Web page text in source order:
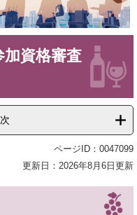
加資格審査
ページID：0047099
更新日：2026年8月6日更新